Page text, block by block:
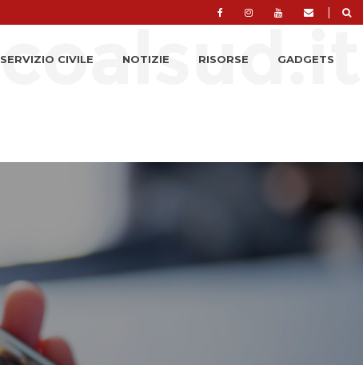
|
SERVIZIO CIVILE NOTIZIE RISORSE GADGETS